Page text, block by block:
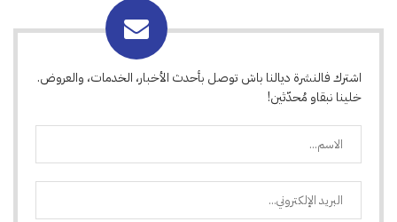
اشترك فالنشرة ديالنا باش توصل بأحدث الأخبار، الخدمات، والعروض.
خلينا نبقاو مُحدّثين!